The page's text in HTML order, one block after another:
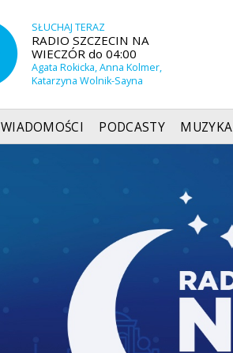
SŁUCHAJ TERAZ
RADIO SZCZECIN NA
WIECZÓR do 04:00
Agata Rokicka, Anna Kolmer,
Katarzyna Wolnik-Sayna
WIADOMOŚCI PODCASTY MUZYKA